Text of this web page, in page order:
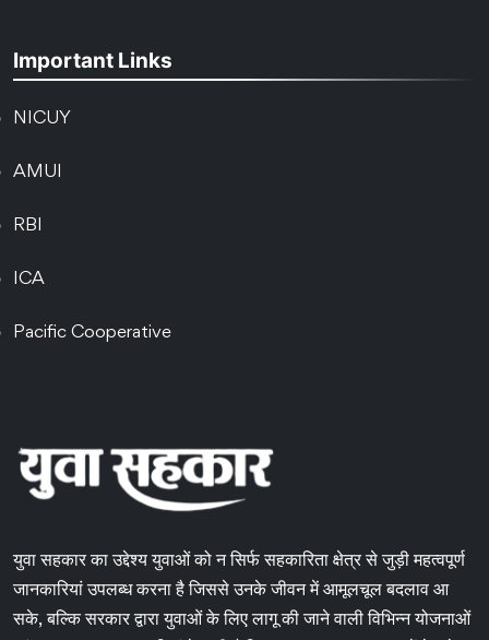
Important Links
NICUY
AMUI
RBI
ICA
Pacific Cooperative
युवा सहकार का उद्देश्य युवाओं को न सिर्फ सहकारिता क्षेत्र से जुड़ी महत्वपूर्ण
जानकारियां उपलब्ध करना है जिससे उनके जीवन में आमूलचूल बदलाव आ
सके, बल्कि सरकार द्वारा युवाओं के लिए लागू की जाने वाली विभिन्न योजनाओं